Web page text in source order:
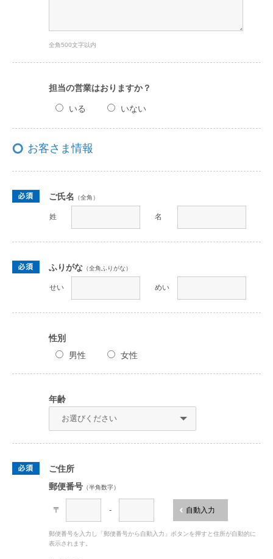
全角500文字以内
担当の営業はおりますか？
いる いない
お客さま情報
ご氏名 （全角）
姓 名
ふりがな （全角ふりがな）
せい めい
性別
男性
女性
年齢
ご住所
郵便番号 （半角数字）
〒 - 自動入力
郵便番号を入力し「郵便番号から自動入力」ボタンを押すと住所が自動的に
表示されます。